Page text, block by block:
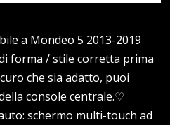
a Mondeo 5 2013-2019
forma / stile corretta prima
che sia adatto, puoi
console centrale.♡
schermo multi-touch ad